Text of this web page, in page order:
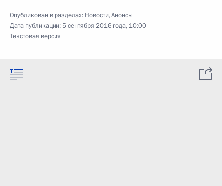
Опубликован в разделах: Новости,Анонсы
Дата публикации:5 сентября 2016 года, 10:00
Текстовая версия